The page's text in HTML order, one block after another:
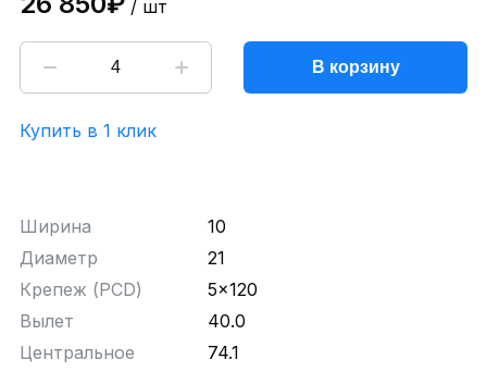
/ шт
В корзину
Купить в 1 клик
Ширина
10
Диаметр
21
Крепеж (PCD)
5x120
Вылет
40.0
Центральное
74.1